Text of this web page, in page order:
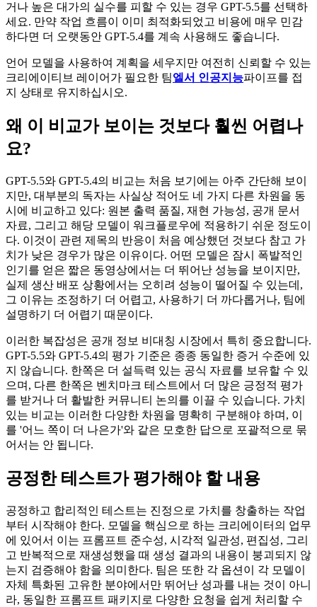
거나 높은 대가의 실수를 피할 수 있는 경우 GPT-5.5를 선택하
세요. 만약 작업 흐름이 이미 최적화되었고 비용에 매우 민감
하다면 더 오랫동안 GPT-5.4를 계속 사용해도 좋습니다.
언어 모델을 사용하여 계획을 세우지만 여전히 신뢰할 수 있는
크리에이티브 레이어가 필요한 팀엘서 인공지능파이프를 접
지 상태로 유지하십시오.
왜 이 비교가 보이는 것보다 훨씬 어렵나
요?
GPT-5.5와 GPT-5.4의 비교는 처음 보기에는 아주 간단해 보이
지만, 대부분의 독자는 사실상 적어도 네 가지 다른 차원을 동
시에 비교하고 있다: 원본 출력 품질, 재현 가능성, 공개 문서
자료, 그리고 해당 모델이 워크플로우에 적용하기 쉬운 정도이
다. 이것이 관련 제목의 반응이 처음 예상했던 것보다 참고 가
치가 낮은 경우가 많은 이유이다. 어떤 모델은 잠시 폭발적인
인기를 얻은 짧은 동영상에서는 더 뛰어난 성능을 보이지만,
실제 생산 배포 상황에서는 오히려 성능이 떨어질 수 있는데,
그 이유는 조정하기 더 어렵고, 사용하기 더 까다롭거나, 팀에
설명하기 더 어렵기 때문이다.
이러한 복잡성은 공개 정보 비대칭 시장에서 특히 중요합니다.
GPT-5.5와 GPT-5.4의 평가 기준은 종종 동일한 증거 수준에 있
지 않습니다. 한쪽은 더 설득력 있는 공식 자료를 보유할 수 있
으며, 다른 한쪽은 벤치마크 테스트에서 더 많은 긍정적 평가
를 받거나 더 활발한 커뮤니티 논의를 이끌 수 있습니다. 가치
있는 비교는 이러한 다양한 차원을 명확히 구분해야 하며, 이
를 '어느 쪽이 더 나은가'와 같은 모호한 답으로 포괄적으로 묶
어서는 안 됩니다.
공정한 테스트가 평가해야 할 내용
공정하고 합리적인 테스트는 진정으로 가치를 창출하는 작업
부터 시작해야 한다. 모델을 핵심으로 하는 크리에이터의 업무
에 있어서 이는 프롬프트 준수성, 시각적 일관성, 편집성, 그리
고 반복적으로 재생성했을 때 생성 결과의 내용이 붕괴되지 않
는지 검증해야 함을 의미한다. 팀은 또한 각 옵션이 각 모델이
자체 특화된 고유한 분야에서만 뛰어난 성과를 내는 것이 아니
라, 동일한 프롬프트 패키지로 다양한 요청을 쉽게 처리할 수